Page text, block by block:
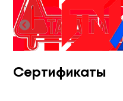
Сертификаты